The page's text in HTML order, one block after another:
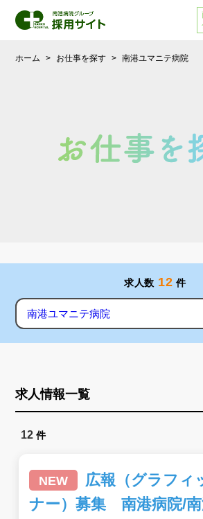
ホーム > お仕事を探す > 南港ユマニテ病院
求人数 12 件
南港ユマニテ病院
求人情報一覧
12 件
NEW
広報（グラフィ
ナー）募集 南港病院/